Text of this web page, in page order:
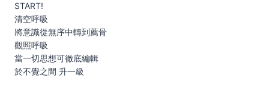
START!
清空呼吸
將意識從無序中轉到薦骨
觀照呼吸
當一切思想可徹底編輯
於不覺之間 升一級